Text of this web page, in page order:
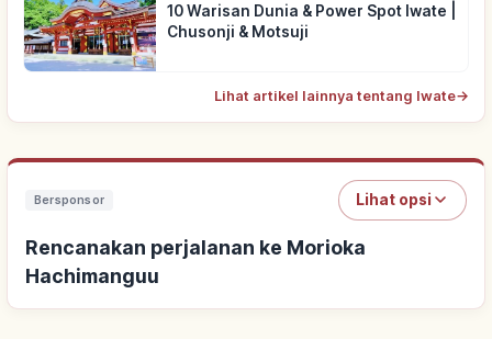
10 Warisan Dunia & Power Spot Iwate |
Chusonji & Motsuji
Lihat artikel lainnya tentang Iwate→
Bersponsor Lihat opsi
Rencanakan perjalanan ke Morioka
Hachimanguu